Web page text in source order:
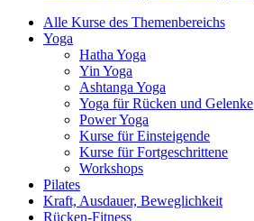
Alle Kurse des Themenbereichs
Yoga
Hatha Yoga
Yin Yoga
Ashtanga Yoga
Yoga für Rücken und Gelenke
Power Yoga
Kurse für Einsteigende
Kurse für Fortgeschrittene
Workshops
Pilates
Kraft, Ausdauer, Beweglichkeit
Rücken-Fitness